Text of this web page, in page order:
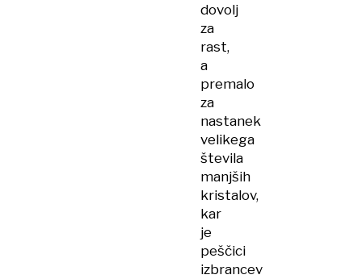
dovolj
za
rast,
a
premalo
za
nastanek
velikega
števila
manjših
kristalov,
kar
je
peščici
izbrancev